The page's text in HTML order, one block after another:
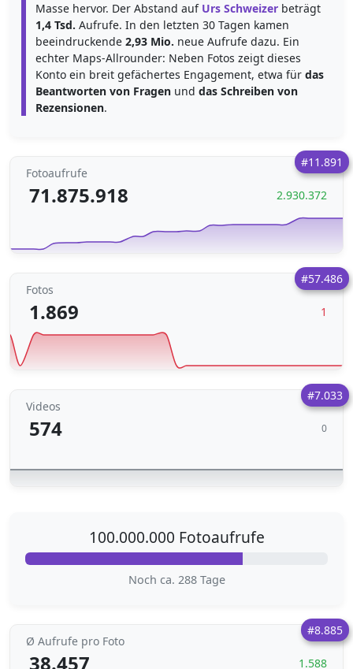
Masse hervor. Der Abstand auf Urs Schweizer beträgt
1,4 Tsd. Aufrufe. In den letzten 30 Tagen kamen
beeindruckende 2,93 Mio. neue Aufrufe dazu. Ein
echter Maps-Allrounder: Neben Fotos zeigt dieses
Konto ein breit gefächertes Engagement, etwa für das
Beantworten von Fragen und das Schreiben von
Rezensionen.
#11.891
Fotoaufrufe
71.875.918 2.930.372
#57.486
Fotos
1.869 1
#7.033
Videos
574 0
100.000.000 Fotoaufrufe
Noch ca. 288 Tage
#8.885
Ø Aufrufe pro Foto
38.457 1.588